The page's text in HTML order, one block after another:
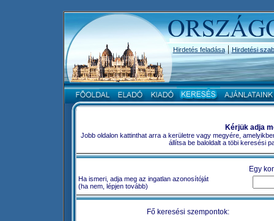
Hirdetés feladása|Hirdetési
Kérjük adja
Jobb oldalon kattinthat arra a kerületre vagy megyére,
állítsa be baloldalt a töbi keresési
Egy
Ha ismeri, adja meg az ingatlan azonosítóját
(ha nem, lépjen tovább)
Fő keresési szempontok: